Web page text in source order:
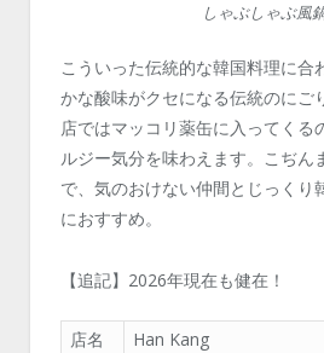
しゃぶしゃぶ風
こういった伝統的な韓国料理に合
かな酸味がクセになる伝統のにご
店ではマッコリ薬缶に入ってくる
ルジー気分を味わえます。こぢん
で、気のおけない仲間とじっくり
におすすめ。
【追記】2026年現在も健在！
店名
Han Kang